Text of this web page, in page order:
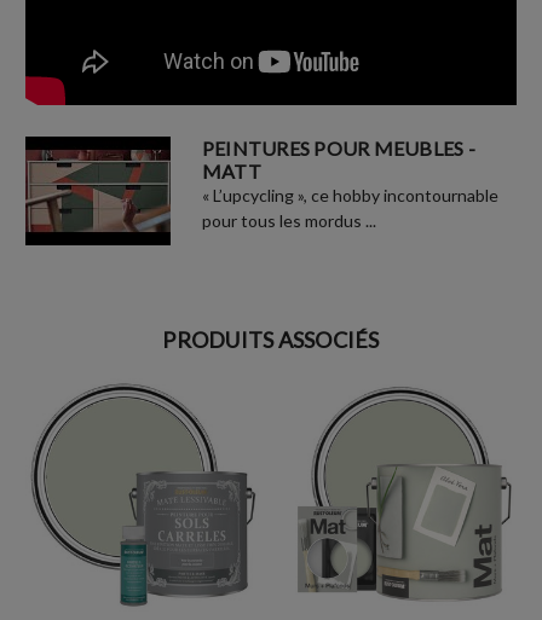
PEINTURES POUR MEUBLES -
MATT
« L’upcycling », ce hobby incontournable
pour tous les mordus ...
PRODUITS ASSOCIÉS